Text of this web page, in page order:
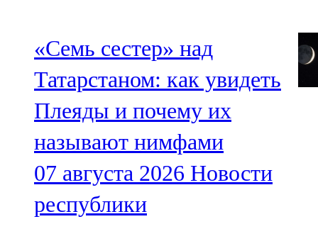
«Семь сестер» над
Татарстаном: как увидеть
Плеяды и почему их
называют нимфами
07 августа 2026 Новости
республики